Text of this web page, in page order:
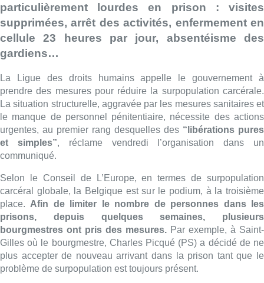
particulièrement lourdes en prison : visites
supprimées, arrêt des activités, enfermement en
cellule 23 heures par jour, absentéisme des
gardiens…
La Ligue des droits humains appelle le gouvernement à
prendre des mesures pour réduire la surpopulation carcérale.
La situation structurelle, aggravée par les mesures sanitaires et
le manque de personnel pénitentiaire, nécessite des actions
urgentes, au premier rang desquelles des “libérations pures
et simples”, réclame vendredi l’organisation dans un
communiqué.
Selon le Conseil de L’Europe, en termes de surpopulation
carcéral globale, la Belgique est sur le podium, à la troisième
place. Afin de limiter le nombre de personnes dans les
prisons, depuis quelques semaines, plusieurs
bourgmestres ont pris des mesures. Par exemple, à Saint-
Gilles où le bourgmestre, Charles Picqué (PS) a décidé de ne
plus accepter de nouveau arrivant dans la prison tant que le
problème de surpopulation est toujours présent.